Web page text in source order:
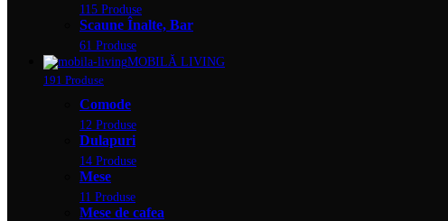
115 Produse
Scaune Înalte, Bar
61 Produse
MOBILĂ LIVING
191 Produse
Comode
12 Produse
Dulapuri
14 Produse
Mese
11 Produse
Mese de cafea